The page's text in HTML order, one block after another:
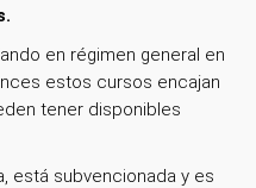
en régimen general en
estos cursos encajan
tener disponibles
está subvencionada y es